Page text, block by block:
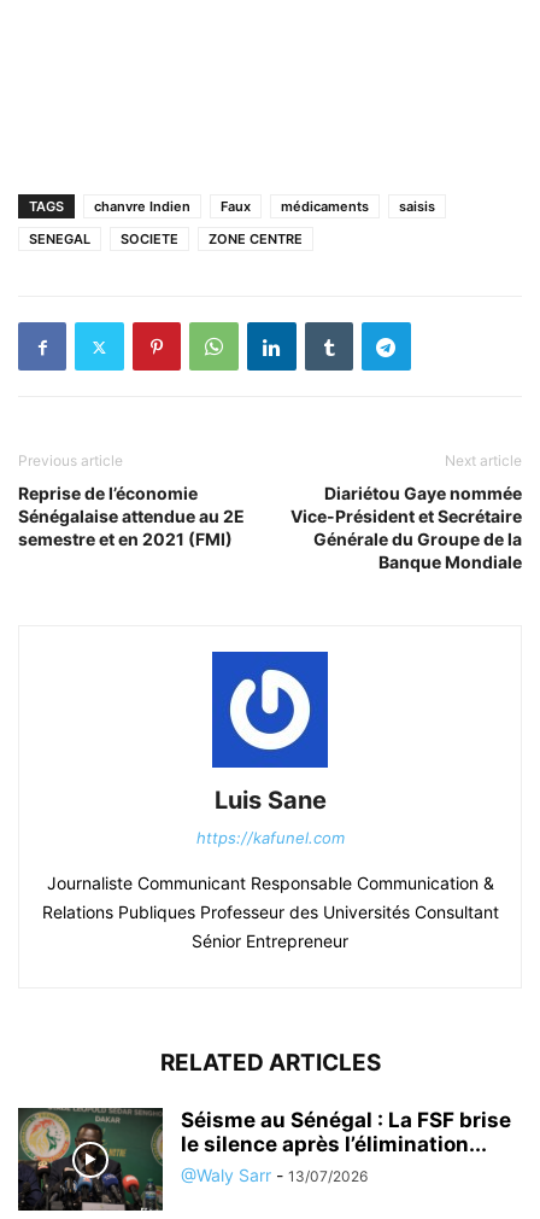
TAGS chanvre Indien Faux médicaments
saisis
SENEGAL
SOCIETE ZONE CENTRE
Previous article
Reprise de l’économie
Sénégalaise attendue au 2E
semestre et en 2021 (FMI)
Next article
Diariétou Gaye nommée
Vice-Président et Secrétaire
Générale du Groupe de la
Banque Mondiale
Luis Sane
https://kafunel.com
Journaliste Communicant Responsable Communication &
Relations Publiques Professeur des Universités Consultant
Sénior Entrepreneur
RELATED ARTICLES
Séisme au Sénégal : La FSF brise
le silence après l’élimination...
@Waly Sarr - 13/07/2026